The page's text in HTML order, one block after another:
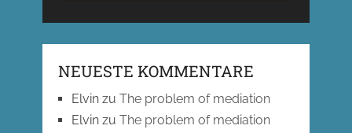
NEUESTE KOMMENTARE
Elvinzu The problem of mediation
Elvinzu The problem of mediation